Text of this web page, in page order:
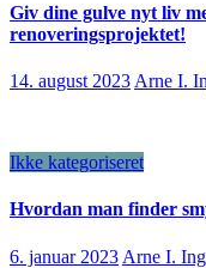
Giv dine gulve nyt liv
renoveringsprojektet!
14. august 2023 Arne I.
Ikke kategoriseret
Hvordan man finder
6. januar 2023 Arne I.